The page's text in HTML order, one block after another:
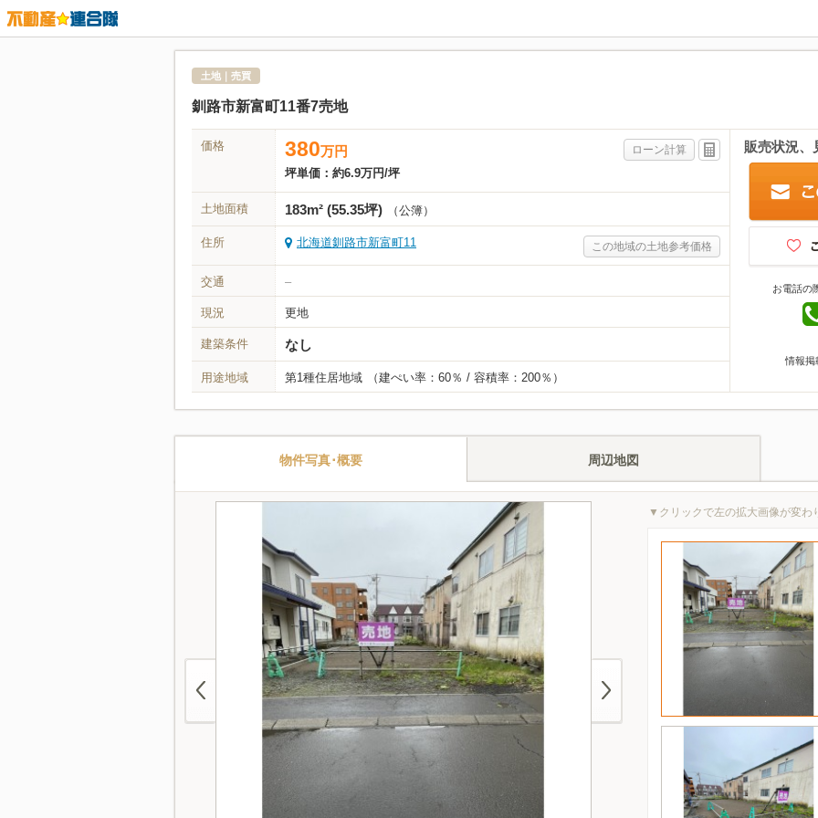
土地｜売買
釧路市新富町11番7売地
価格 ローン計算
380万円
坪単価： 約6.9万円/坪
土地面積 183m² (55.35坪) （公簿）
住所 この地域の土地参考価格
北海道釧路市新富町11
交通 –
現況 更地
建築条件 なし
用途地域 第1種住居地域 （建ぺい率：60％ / 容積率：200％）
販売状況、
お電話の
情報掲
物件写真･概要 周辺地図
▼クリックで左の拡大画像が変わ